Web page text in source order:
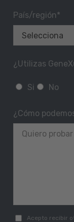
País/región*
¿Utilizas
Si No
¿Cómo
Acepto recibir